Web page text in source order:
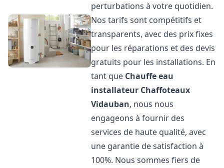
perturbations à votre quotidien.
Nos tarifs sont compétitifs et
transparents, avec des prix fixes
pour les réparations et des devis
gratuits pour les installations. En
tant que Chauffe eau
installateur Chaffoteaux
Vidauban, nous nous
engageons à fournir des
services de haute qualité, avec
une garantie de satisfaction à
100%. Nous sommes fiers de